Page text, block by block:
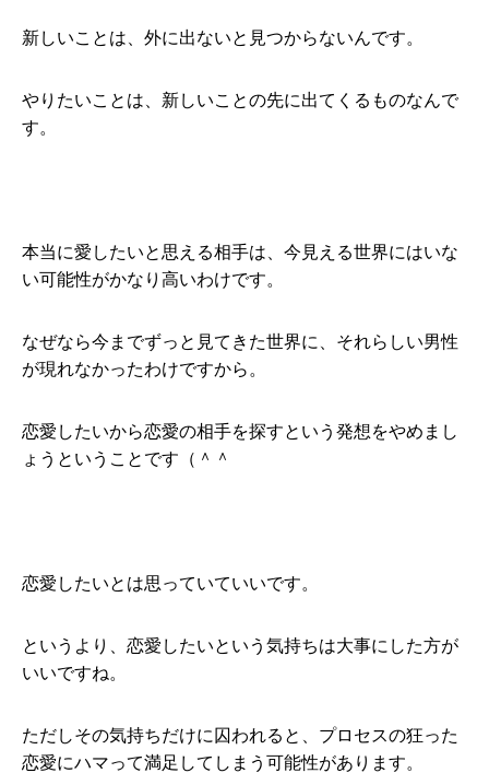
新しいことは、外に出ないと見つからないんです。
やりたいことは、新しいことの先に出てくるものなんで
す。
本当に愛したいと思える相手は、今見える世界にはいな
い可能性がかなり高いわけです。
なぜなら今までずっと見てきた世界に、それらしい男性
が現れなかったわけですから。
恋愛したいから恋愛の相手を探すという発想をやめまし
ょうということです（＾＾
恋愛したいとは思っていていいです。
というより、恋愛したいという気持ちは大事にした方が
いいですね。
ただしその気持ちだけに囚われると、プロセスの狂った
恋愛にハマって満足してしまう可能性があります。